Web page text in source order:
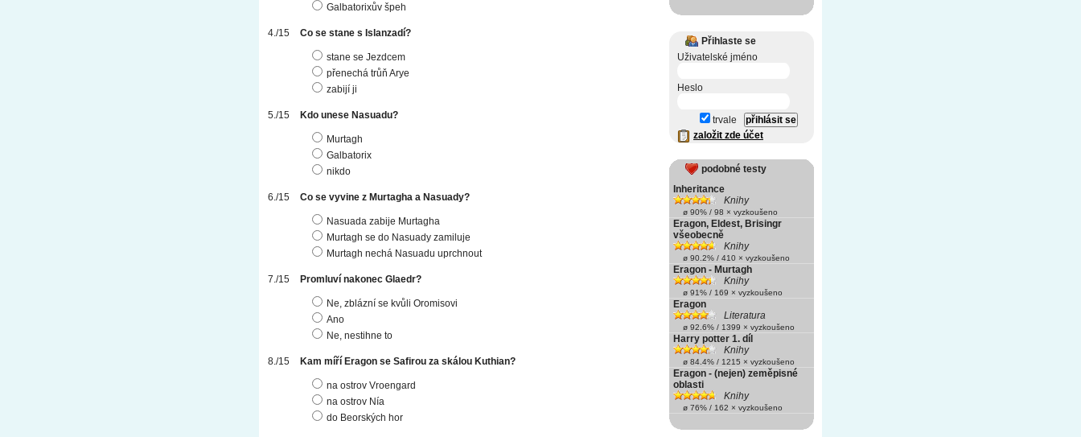
Galbatorixův špeh
Co se stane s Islanzadí?
stane se Jezdcem
přenechá trůň Arye
zabijí ji
Kdo unese Nasuadu?
Murtagh
Galbatorix
nikdo
Co se vyvine z Murtagha a Nasuady?
Nasuada zabije Murtagha
Murtagh se do Nasuady zamiluje
Murtagh nechá Nasuadu uprchnout
Promluví nakonec Glaedr?
Ne, zblázní se kvůli Oromisovi
Ano
Ne, nestihne to
Kam míří Eragon se Safirou za skálou Kuthian?
na ostrov Vroengard
na ostrov Nía
do Beorských hor
Přihlaste se
Uživatelské jméno
Heslo
trvale
založit zde účet
podobné testy
Inheritance
Knihy
ø 90% / 98 × vyzkoušeno
Eragon, Eldest, Brisingr
všeobecně
Knihy
ø 90.2% / 410 × vyzkoušeno
Eragon - Murtagh
Knihy
ø 91% / 169 × vyzkoušeno
Eragon
Literatura
ø 92.6% / 1399 × vyzkoušeno
Harry potter 1. díl
Knihy
ø 84.4% / 1215 × vyzkoušeno
Eragon - (nejen) zeměpisné
oblasti
Knihy
ø 76% / 162 × vyzkoušeno